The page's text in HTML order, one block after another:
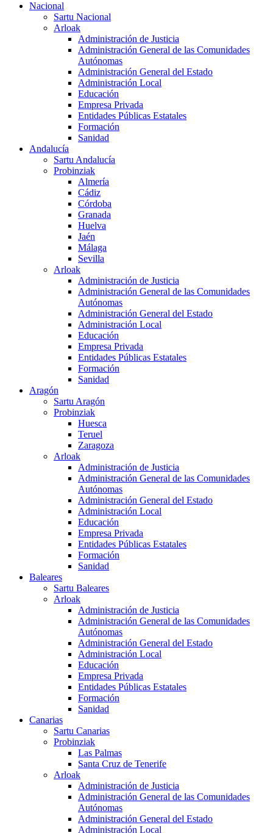
Nacional
Sartu Nacional
Arloak
Administración de Justicia
Administración General de las Comunidades
Autónomas
Administración General del Estado
Administración Local
Educación
Empresa Privada
Entidades Públicas Estatales
Formación
Sanidad
Andalucía
Sartu Andalucía
Probinziak
Almería
Cádiz
Córdoba
Granada
Huelva
Jaén
Málaga
Sevilla
Arloak
Administración de Justicia
Administración General de las Comunidades
Autónomas
Administración General del Estado
Administración Local
Educación
Empresa Privada
Entidades Públicas Estatales
Formación
Sanidad
Aragón
Sartu Aragón
Probinziak
Huesca
Teruel
Zaragoza
Arloak
Administración de Justicia
Administración General de las Comunidades
Autónomas
Administración General del Estado
Administración Local
Educación
Empresa Privada
Entidades Públicas Estatales
Formación
Sanidad
Baleares
Sartu Baleares
Arloak
Administración de Justicia
Administración General de las Comunidades
Autónomas
Administración General del Estado
Administración Local
Educación
Empresa Privada
Entidades Públicas Estatales
Formación
Sanidad
Canarias
Sartu Canarias
Probinziak
Las Palmas
Santa Cruz de Tenerife
Arloak
Administración de Justicia
Administración General de las Comunidades
Autónomas
Administración General del Estado
Administración Local